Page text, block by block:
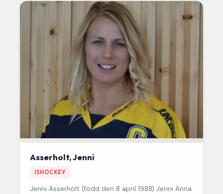
Asserholt, Jenni
ISHOCKEY
Jenni Asserholt (född den 8 april 1988) Jenni Anna